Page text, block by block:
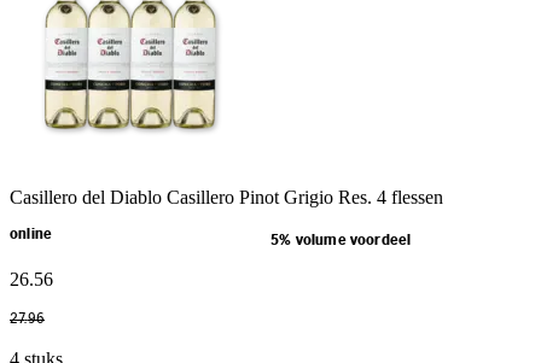
Casillero del Diablo Casillero Pinot Grigio Res. 4 flessen
online 5% volume voordeel
26.56
27.96